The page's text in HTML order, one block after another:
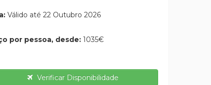
Válido até 22 Outubro 2026
por pessoa, desde: 1035€
Verificar Disponibilidade